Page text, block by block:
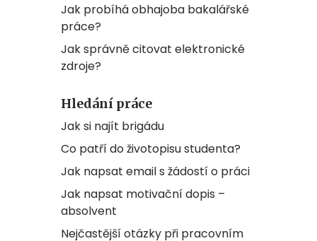
Jak probíhá obhajoba bakalářské
práce?
Jak správně citovat elektronické
zdroje?
Hledání práce
Jak si najít brigádu
Co patří do životopisu studenta?
Jak napsat email s žádostí o práci
Jak napsat motivační dopis –
absolvent
Nejčastější otázky při pracovním